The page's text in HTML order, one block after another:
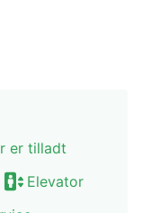
er tilladt
Elevator